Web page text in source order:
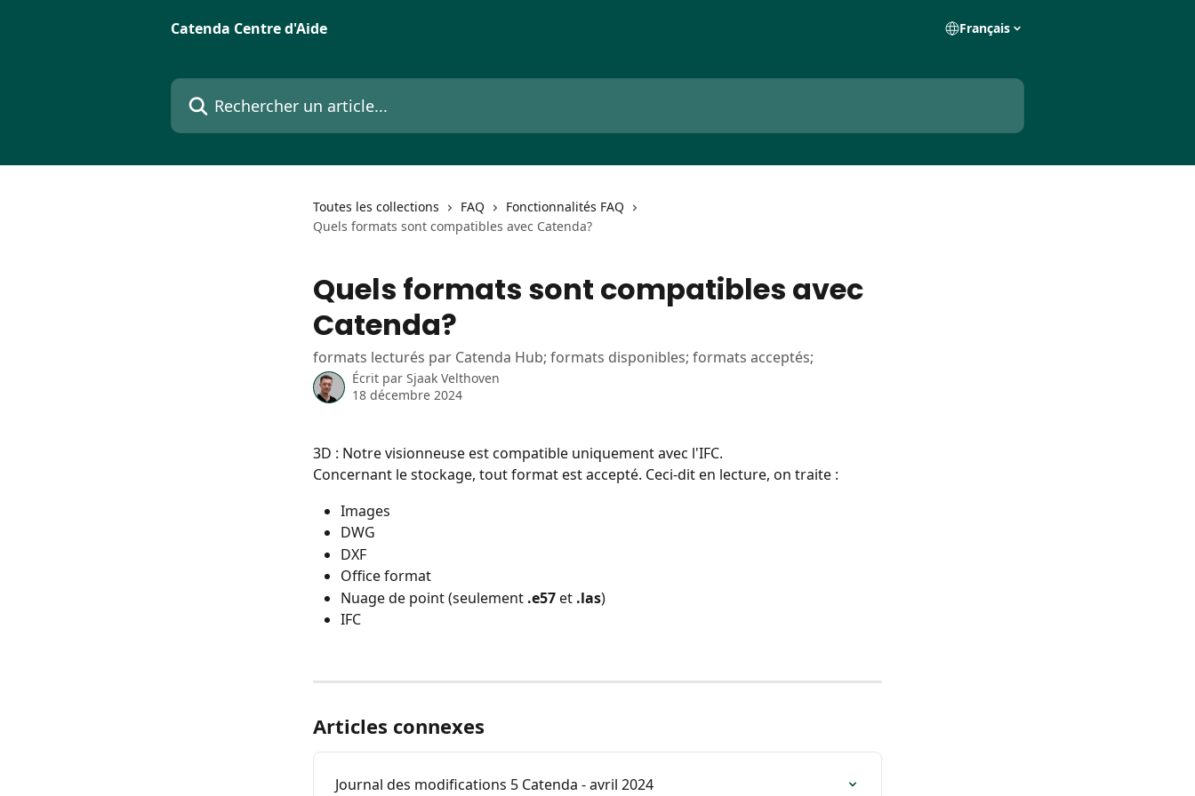
Catenda Centre d'Aide
Français
Rechercher un article...
Toutes les collections FAQ
Fonctionnalités FAQ
Quels formats sont compatibles avec Catenda?
Quels formats sont compatibles avec
Catenda?
formats lecturés par Catenda Hub; formats disponibles; formats acceptés;
Écrit par Sjaak Velthoven
18 décembre 2024
3D : Notre visionneuse est compatible uniquement avec l'IFC.
Concernant le stockage, tout format est accepté. Ceci-dit en lecture, on traite :
Images
DWG
DXF
Office format
Nuage de point (seulement .e57 et .las)
IFC
Articles connexes
Journal des modifications 5 Catenda - avril 2024